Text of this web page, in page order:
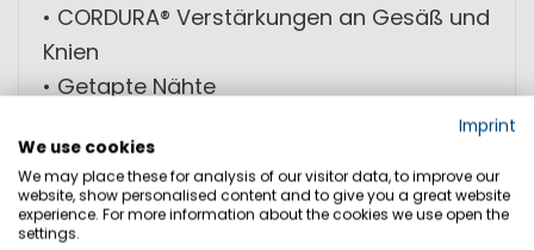
• CORDURA® Verstärkungen an Gesäß und
Knien
• Getapte Nähte
MATERIAL: 100% Polyamid; Beschichtung:
100% Polyurethan; Futter: 100% Polyamid
Imprint
We use cookies
We may place these for analysis of our visitor data, to improve our
website, show personalised content and to give you a great website
experience. For more information about the cookies we use open the
settings.